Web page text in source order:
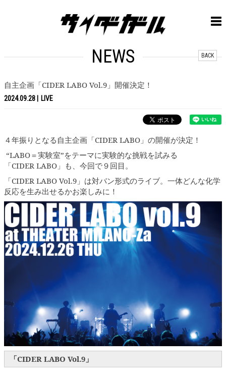
NEWS BACK
自主企画「CIDER LABO Vol.9」開催決定！
2024.09.28 LIVE
４年振りとなる自主企画「CIDER LABO」の開催が決定！
“LABO＝実験室”をテーマに実験的な挑戦を試みる
「CIDER LABO」も、今回で９回目。
「CIDER LABO Vol.9」は対バン形式のライブ。一体どんな化学
反応を生み出せるかお楽しみに！
「CIDER LABO Vol.9」